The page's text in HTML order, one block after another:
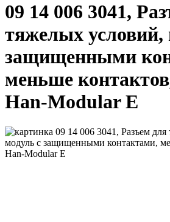
09 14 006 3041,
тяжелых условий,
защищенными
меньше
Han-Modular E